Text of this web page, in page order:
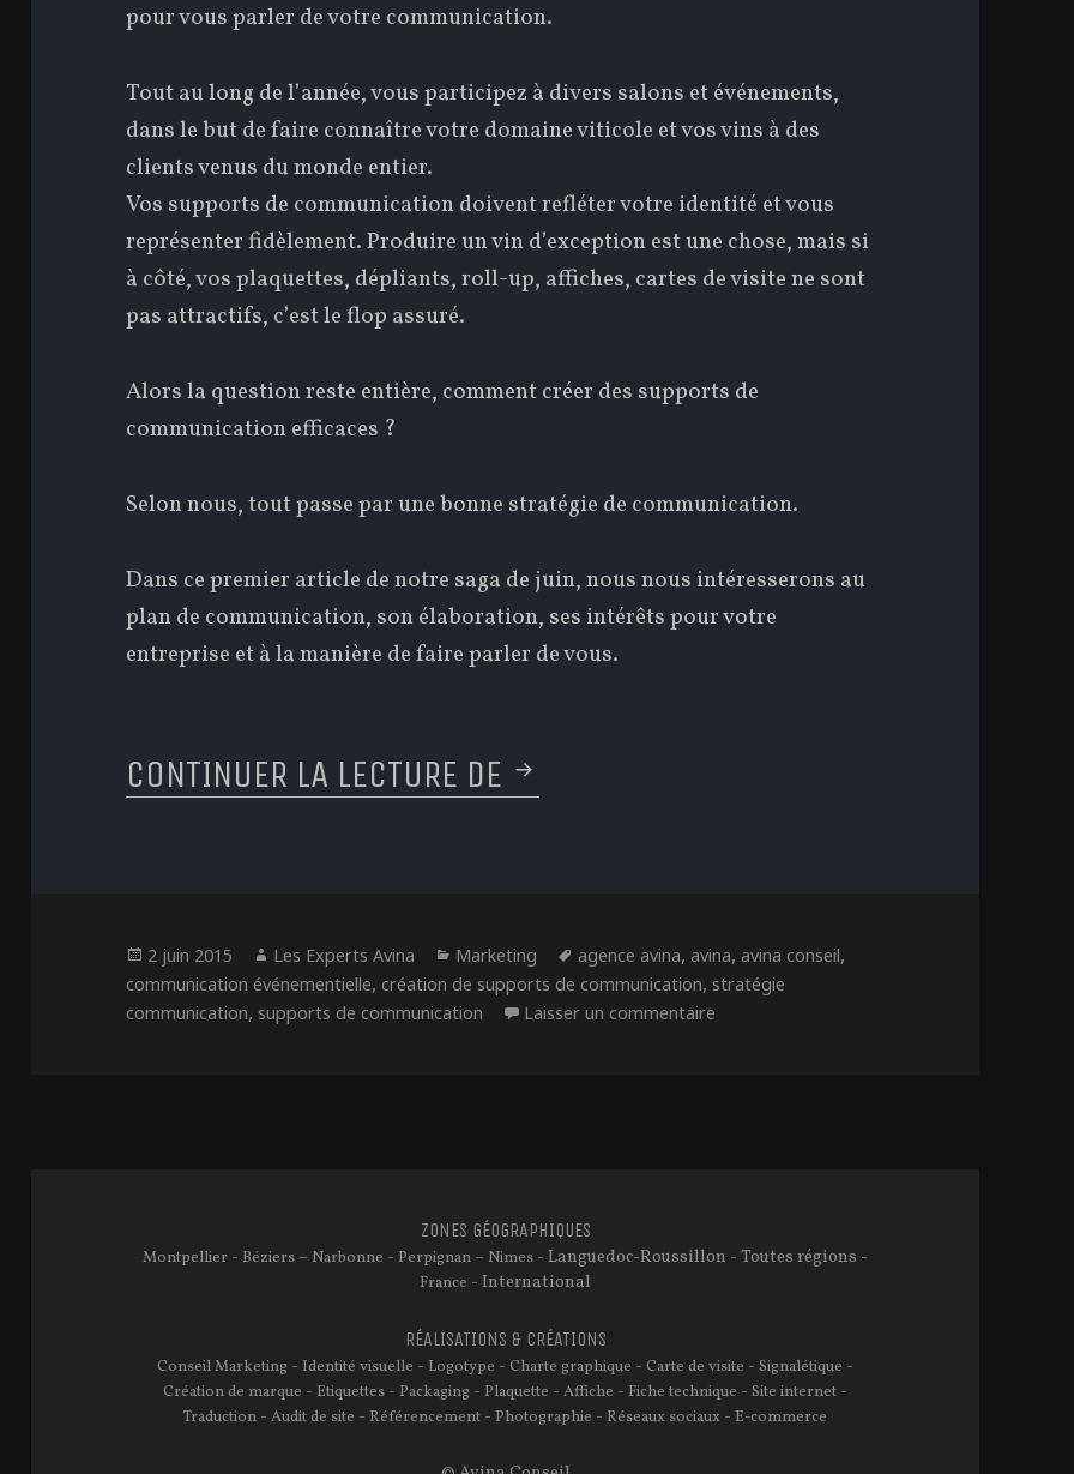
pour vous parler de votre communication.
Tout au long de l’année, vous participez à divers salons et événements,
dans le but de faire connaître votre domaine viticole et vos vins à des
clients venus du monde entier.
Vos supports de communication doivent refléter votre identité et vous
représenter fidèlement. Produire un vin d’exception est une chose, mais si
à côté, vos plaquettes, dépliants, roll-up, affiches, cartes de visite ne sont
pas attractifs, c’est le flop assuré.
Alors la question reste entière, comment créer des supports de
communication efficaces ?
Selon nous, tout passe par une bonne stratégie de communication.
Dans ce premier article de notre saga de juin, nous nous intéresserons au
plan de communication, son élaboration, ses intérêts pour votre
entreprise et à la manière de faire parler de vous.
CONTINUER LA LECTURE DE JUIN : LE MOIS DE LA COMMUNICATION
Publié
le
2 juin 2015 Auteur
Les Experts Avina Catégories
Marketing Étiquettes
agence avina, avina, avina conseil,
communication événementielle,création de supports de communication, stratégie
communication, supports de communication Laisser un commentaire
ZONES GÉOGRAPHIQUES
Montpellier - Béziers – Narbonne - Perpignan – Nimes - Languedoc-Roussillon - Toutes régions -
France - International
RÉALISATIONS & CRÉATIONS
Conseil Marketing - Identité visuelle - Logotype - Charte graphique - Carte de visite -Signalétique -
Création de marque - Etiquettes - Packaging - Plaquette -Affiche - Fiche technique -Site internet -
Traduction -Audit de site - Référencement - Photographie - Réseaux sociaux - E-commerce